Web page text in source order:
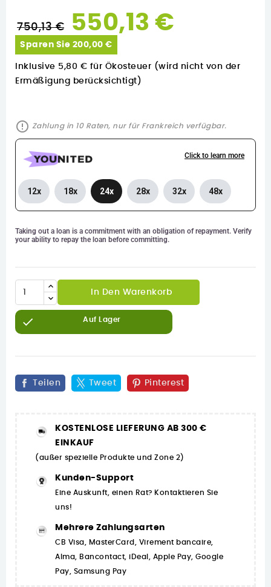
750,13 € 550,13 €
Sparen Sie 200,00 €
Inklusive 5,80 € für Ökosteuer (wird nicht von der
Ermäßigung berücksichtigt)
error_outline Zahlung in 10 Raten, nur für Frankreich verfügbar.
12x 18x 24x 28x 32x 48x
Click to learn more
Taking out a loan is a commitment with an obligation of repayment. Verify
your ability to repay the loan before committing.
In Den Warenkorb
 Auf Lager
Teilen Tweet Pinterest
KOSTENLOSE LIEFERUNG AB 300 €
EINKAUF
(außer spezielle Produkte und Zone 2)
Kunden-Support
Eine Auskunft, einen Rat? Kontaktieren Sie
uns!
Mehrere Zahlungsarten
CB Visa, MasterCard, Virement bancaire,
Alma, Bancontact, iDeal, Apple Pay, Google
Pay, Samsung Pay